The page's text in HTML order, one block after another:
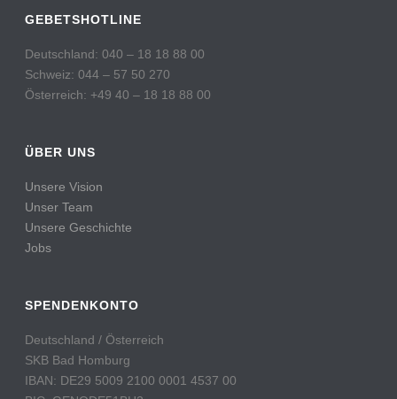
GEBETSHOTLINE
Deutschland: 040 – 18 18 88 00
Schweiz: 044 – 57 50 270
Österreich: +49 40 – 18 18 88 00
ÜBER UNS
Unsere Vision
Unser Team
Unsere Geschichte
Jobs
SPENDENKONTO
Deutschland / Österreich
SKB Bad Homburg
IBAN: DE29 5009 2100 0001 4537 00